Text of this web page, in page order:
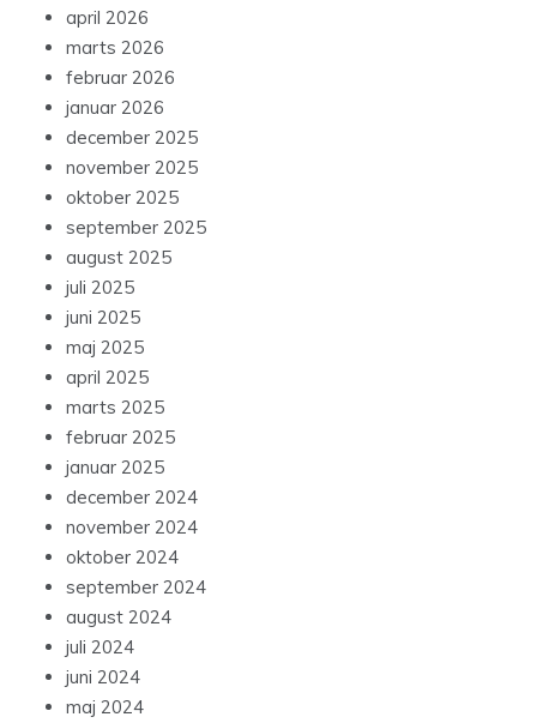
april 2026
marts 2026
februar 2026
januar 2026
december 2025
november 2025
oktober 2025
september 2025
august 2025
juli 2025
juni 2025
maj 2025
april 2025
marts 2025
februar 2025
januar 2025
december 2024
november 2024
oktober 2024
september 2024
august 2024
juli 2024
juni 2024
maj 2024